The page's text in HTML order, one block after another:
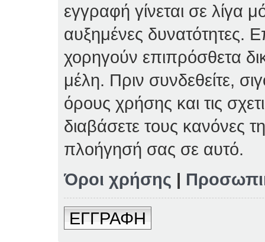
εγγραφή γίνεται σε λίγα
αυξημένες δυνατότητες.
χορηγούν επιπρόσθετα
μέλη. Πριν συνδεθείτε,
όρους χρήσης και τις
διαβάσετε τους κανόνες
πλοήγησή σας σε αυτό.
Όροι χρήσης |
ΕΓΓΡΑΦΗ